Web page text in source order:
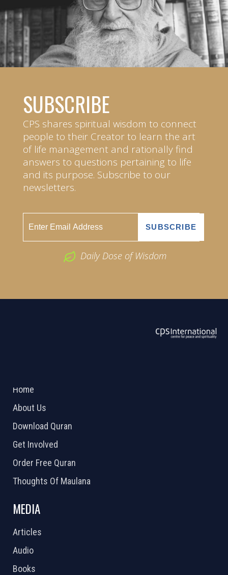
SUBSCRIBE
CPS shares spiritual wisdom to connect
people to their Creator to learn the art
of life management and rationally find
answers to questions pertaining to life
and its purpose. Subscribe to our
newsletters.
Daily Dose of Wisdom
Home
About Us
Download Quran
Get Involved
Order Free Quran
Thoughts Of Maulana
MEDIA
Articles
Audio
Books